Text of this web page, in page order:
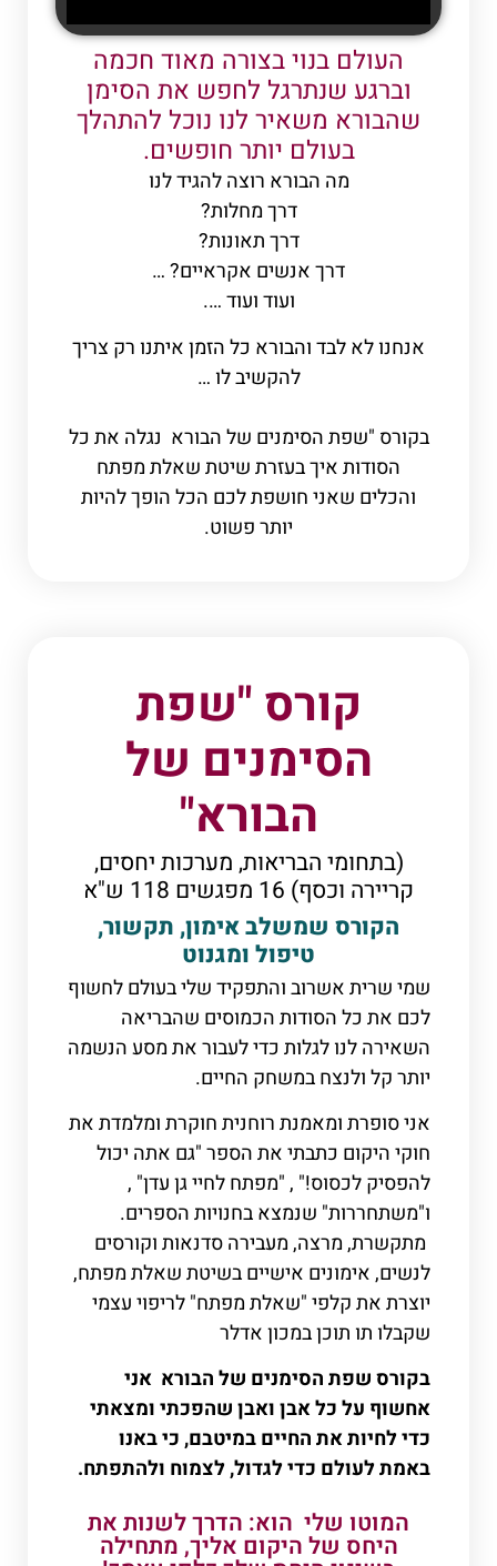
העולם בנוי בצורה מאוד חכמה
וברגע שנתרגל לחפש את הסימן
שהבורא משאיר לנו נוכל להתהלך
בעולם יותר חופשים.
מה הבורא רוצה להגיד לנו
דרך מחלות?
דרך תאונות?
דרך אנשים אקראיים? …
ועוד ועוד ….
אנחנו לא לבד והבורא כל הזמן איתנו רק צריך
להקשיב לו …
בקורס "שפת הסימנים של הבורא נגלה את כל
הסודות איך בעזרת שיטת שאלת מפתח
והכלים שאני חושפת לכם הכל הופך להיות
יותר פשוט.
קורס "שפת
הסימנים של
הבורא"
(בתחומי הבריאות, מערכות יחסים,
קריירה וכסף) 16 מפגשים 118 ש"א
הקורס שמשלב אימון, תקשור,
טיפול ומגנוט
שמי שרית אשרוב והתפקיד שלי בעולם לחשוף
לכם את כל הסודות הכמוסים שהבריאה
השאירה לנו לגלות כדי לעבור את מסע הנשמה
יותר קל ולנצח במשחק החיים.
אני סופרת ומאמנת רוחנית חוקרת ומלמדת את
חוקי היקום כתבתי את הספר "גם אתה יכול
להפסיק לכסוס!" , "מפתח לחיי גן עדן" ,
ו"משתחררות" שנמצא בחנויות הספרים.
מתקשרת, מרצה, מעבירה סדנאות וקורסים
לנשים, אימונים אישיים בשיטת שאלת מפתח,
יוצרת את קלפי "שאלת מפתח" לריפוי עצמי
שקבלו תו תוכן במכון אדלר
בקורס שפת הסימנים של הבורא אני
אחשוף על כל אבן ואבן שהפכתי ומצאתי
כדי לחיות את החיים במיטבם, כי באנו
באמת לעולם כדי לגדול, לצמוח ולהתפתח.
המוטו שלי הוא: הדרך לשנות את
היחס של היקום אליך, מתחילה